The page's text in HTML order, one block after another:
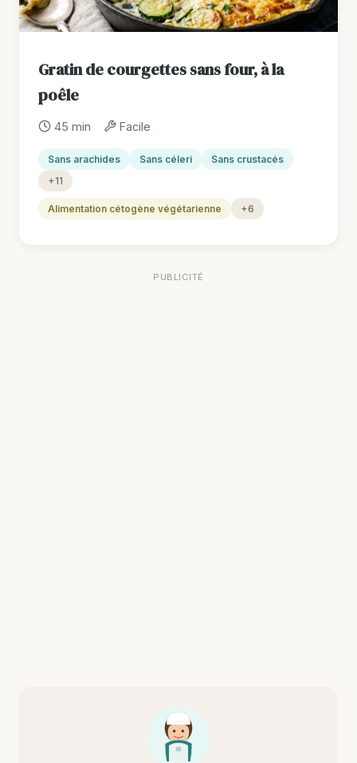
Gratin de courgettes sans four, à la
poêle
45 min Facile
Sans arachides Sans céleri
Sans crustacés
+11
Alimentation cétogène végétarienne +6
PUBLICITÉ